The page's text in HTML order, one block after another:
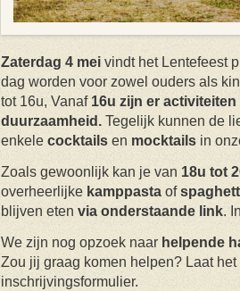
Zaterdag 4 mei vindt het Lentefeest
dag worden voor zowel ouders als
tot 16u, Vanaf 16u zijn er
duurzaamheid. Tegelijk kunnen de
enkele cocktails en mocktails in
Zoals gewoonlijk kan je van 18u tot
overheerlijke kamppasta of
blijven eten via onderstaande link.
We zijn nog opzoek naar helpende
Zou jij graag komen helpen? Laat
inschrijvingsformulier.